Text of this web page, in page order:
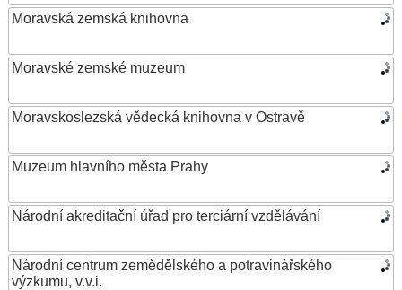
Moravská zemská knihovna
Moravské zemské muzeum
Moravskoslezská vědecká knihovna v Ostravě
Muzeum hlavního města Prahy
Národní akreditační úřad pro terciární vzdělávání
Národní centrum zemědělského a potravinářského
výzkumu, v.v.i.